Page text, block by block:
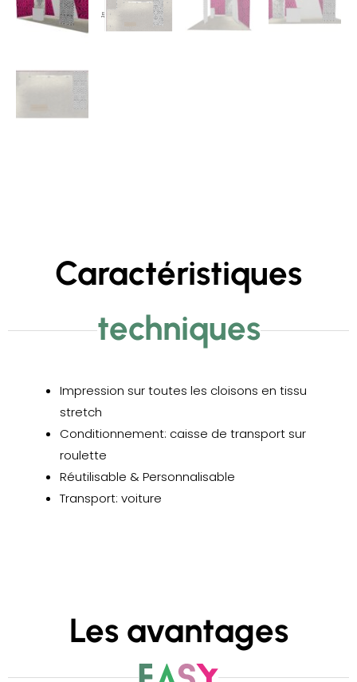
Caractéristiques
techniques
Impression sur toutes les cloisons en tissu
stretch
Conditionnement: caisse de transport sur
roulette
Réutilisable & Personnalisable
Transport: voiture
Les avantages